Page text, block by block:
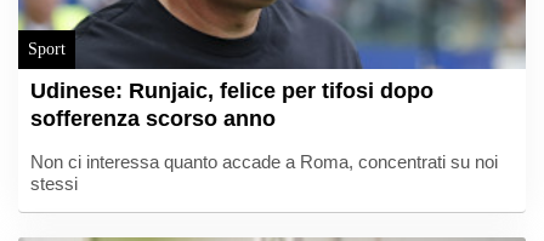
Sport
Udinese: Runjaic, felice per tifosi dopo
sofferenza scorso anno
Non ci interessa quanto accade a Roma, concentrati su noi
stessi